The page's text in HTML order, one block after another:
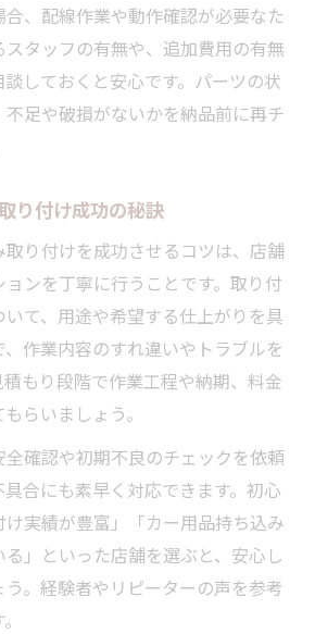
、配線作業や動作確認が必要なた
タッフの有無や、追加費用の有無
しておくと安心です。パーツの状
足や破損がないかを納品前に再チ
り付け成功の秘訣
り付けを成功させるコツは、店舗
ンを丁寧に行うことです。取り付
て、用途や希望する仕上がりを具
作業内容のすれ違いやトラブルを
もり段階で作業工程や納期、料金
らいましょう。
確認や初期不良のチェックを依頼
合にも素早く対応できます。初心
実績が豊富」「カー用品持ち込み
」といった店舗を選ぶと、安心し
。経験者やリピーターの声を参考